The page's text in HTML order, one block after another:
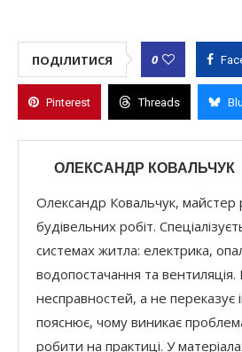
ПОДІЛИТИСЯ 0
Pinterest Threads
ОЛЕКСАНДР КОВАЛЬЧУК
Олександр Ковальчук, майстер
будівельних робіт.
системах житла: електрика,
водопостачання та
несправностей, а не переказує
пояснює, чому виникає
робити на практиці. У